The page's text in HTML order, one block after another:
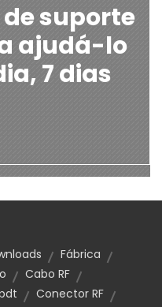
suporte
ajudá-lo
7 dias
Fábrica
Cabo RF
Conector RF